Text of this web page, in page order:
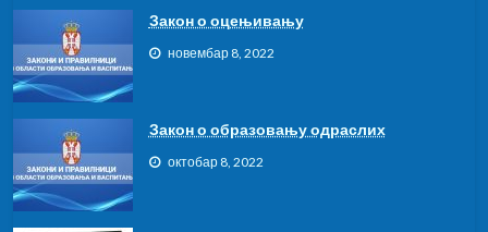
Закон о оцењивању
новембар 8, 2022
Закон о образовању одраслих
октобар 8, 2022